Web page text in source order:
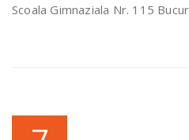
Scoala Gimnaziala Nr. 115